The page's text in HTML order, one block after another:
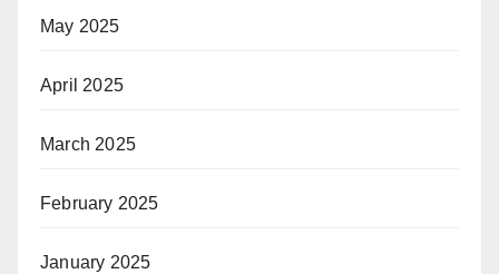
May 2025
April 2025
March 2025
February 2025
January 2025